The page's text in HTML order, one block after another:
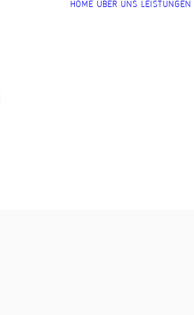
HOME ÜBER UNS LEISTUNGEN